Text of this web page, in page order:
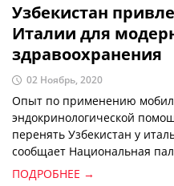
Узбекистан
Италии для
здравоохранения
02 Ноябрь, 2020
Опыт по применению
эндокринологической
перенять Узбекистан у
сообщает Национальная
здравоохранения
ПОДРОБНЕЕ →